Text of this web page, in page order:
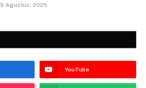
9 Agustus, 2026
YouTube